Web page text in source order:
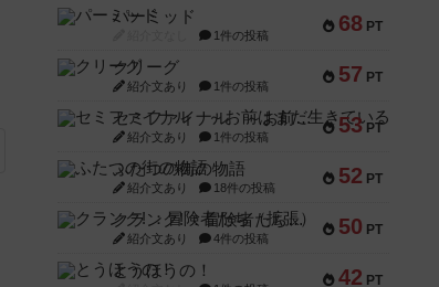
68 PT
パーミッド
1件の投稿
57 PT
クリーグ
紹介文あり 1件の投稿
53 PT
セミファイナル ～お前はまだ生きている～
紹介文あり 1件の投稿
52 PT
ふたつの街の物語
紹介文あり 18件の投稿
50 PT
クランク! ：冒険者たち（拡張）
紹介文あり 4件の投稿
42 PT
とうほうの！